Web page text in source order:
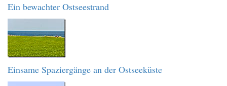
Ein bewachter Ostseestrand
Einsame Spaziergänge an der Ostseeküste